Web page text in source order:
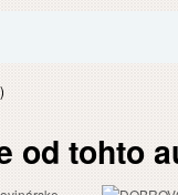
od tohto